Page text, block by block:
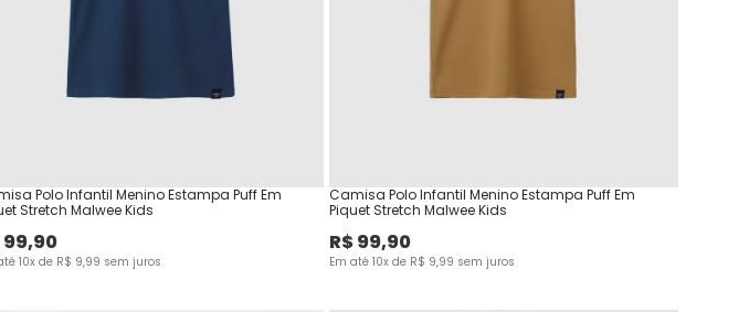
Polo Infantil Menino Estampa Puff Em
Stretch Malwee Kids
99,90
10x de R$ 9,99 sem juros
Camisa Polo Infantil Menino Estampa Puff Em
Piquet Stretch Malwee Kids
R$99,90
Em até10x de R$ 9,99 sem juros